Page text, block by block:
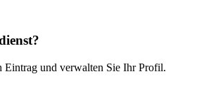
Eintrag und verwalten Sie Ihr Profil.